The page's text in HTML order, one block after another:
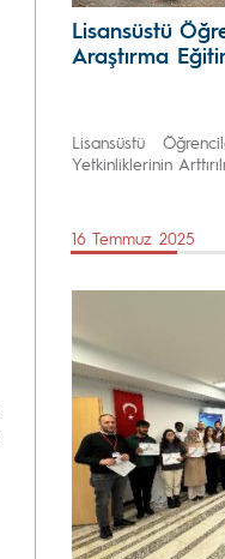
Lisansüstü
Araştırma
Lisansüstü
Yetkinliklerinin
16 Temmuz 2025